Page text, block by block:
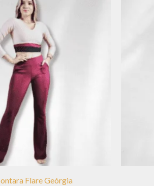
Flare Geórgia